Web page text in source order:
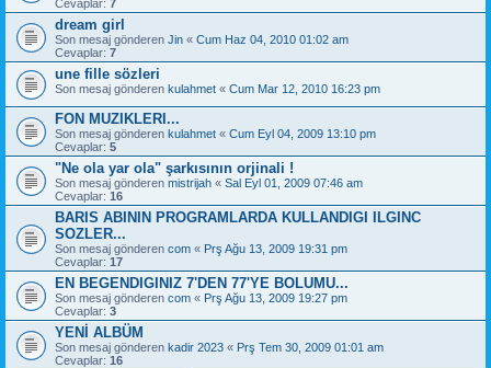
Cevaplar: 7
dream girl
Son mesaj gönderen Jin « Cum Haz 04, 2010 01:02 am
Cevaplar: 7
une fille sözleri
Son mesaj gönderen kulahmet « Cum Mar 12, 2010 16:23 pm
FON MUZIKLERI...
Son mesaj gönderen kulahmet « Cum Eyl 04, 2009 13:10 pm
Cevaplar: 5
"Ne ola yar ola" şarkısının orjinali !
Son mesaj gönderen mistrijah « Sal Eyl 01, 2009 07:46 am
Cevaplar: 16
BARIS ABININ PROGRAMLARDA KULLANDIGI ILGINC
SOZLER...
Son mesaj gönderen com « Prş Ağu 13, 2009 19:31 pm
Cevaplar: 17
EN BEGENDIGINIZ 7'DEN 77'YE BOLUMU...
Son mesaj gönderen com « Prş Ağu 13, 2009 19:27 pm
Cevaplar: 3
YENİ ALBÜM
Son mesaj gönderen kadir 2023 « Prş Tem 30, 2009 01:01 am
Cevaplar: 16